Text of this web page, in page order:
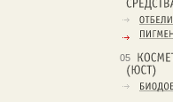
05